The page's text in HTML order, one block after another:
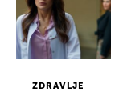
ZDRAVLJE